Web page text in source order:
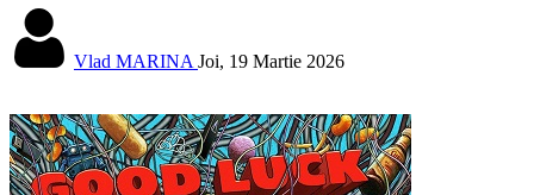
Vlad MARINA Joi, 19 Martie 2026